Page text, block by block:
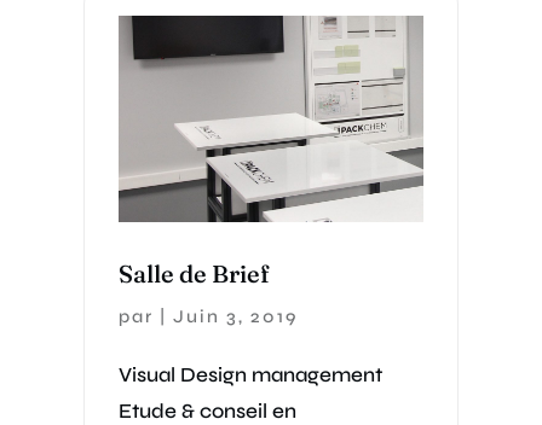
Salle de Brief
par Juin 3, 2019
Visual Design management
Etude & conseil en